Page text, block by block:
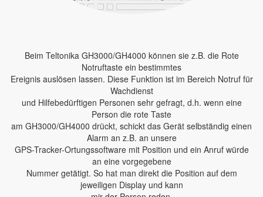
Beim Teltonika GH3000/GH4000 können sie z.B. die Rote
Notruftaste ein bestimmtes
Ereignis auslösen lassen. Diese Funktion ist im Bereich Notruf für
Wachdienst
und Hilfebedürftigen Personen sehr gefragt, d.h. wenn eine
Person die rote Taste
am GH3000/GH4000 drückt, schickt das Gerät selbständig einen
Alarm an z.B. an unsere
GPS-Tracker-Ortungssoftware mit Position und ein Anruf würde
an eine vorgegebene
Nummer getätigt. So hat man direkt die Position auf dem
jeweiligen Display und kann